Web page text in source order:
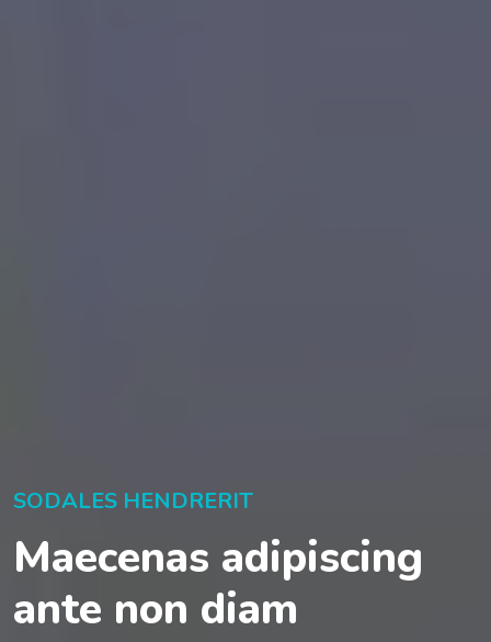
SODALES HENDRERIT
Maecenas adipiscing
ante non diam